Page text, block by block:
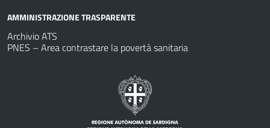
AMMINISTRAZIONE TRASPARENTE
Archivio ATS
PNES – Area contrastare la povertà sanitaria